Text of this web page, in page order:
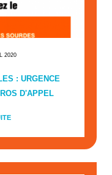
2020
: URGENCE
D'APPEL